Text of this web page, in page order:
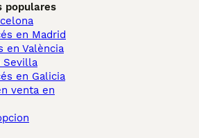
populares
en Madrid
en València
Sevilla
en Galicia
venta en